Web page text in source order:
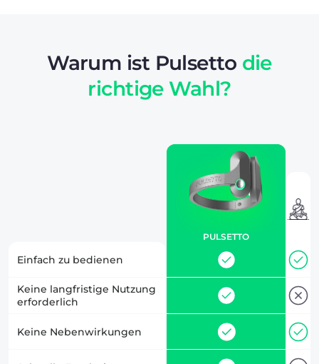
Warum ist Pulsetto die
richtige Wahl?
PULSETTO
Einfach zu bedienen
Keine langfristige Nutzung
erforderlich
Keine Nebenwirkungen